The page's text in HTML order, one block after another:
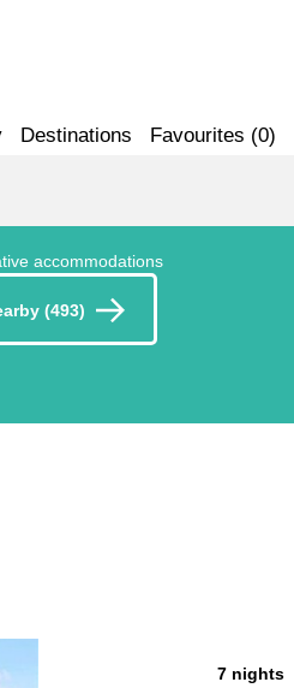
Destinations Favourites (0)
accommodations
(493)
7 nights